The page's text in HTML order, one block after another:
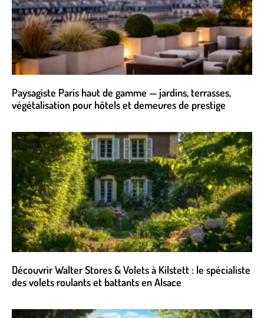
Paysagiste Paris haut de gamme — jardins, terrasses,
végétalisation pour hôtels et demeures de prestige
Découvrir Walter Stores & Volets à Kilstett : le spécialiste
des volets roulants et battants en Alsace